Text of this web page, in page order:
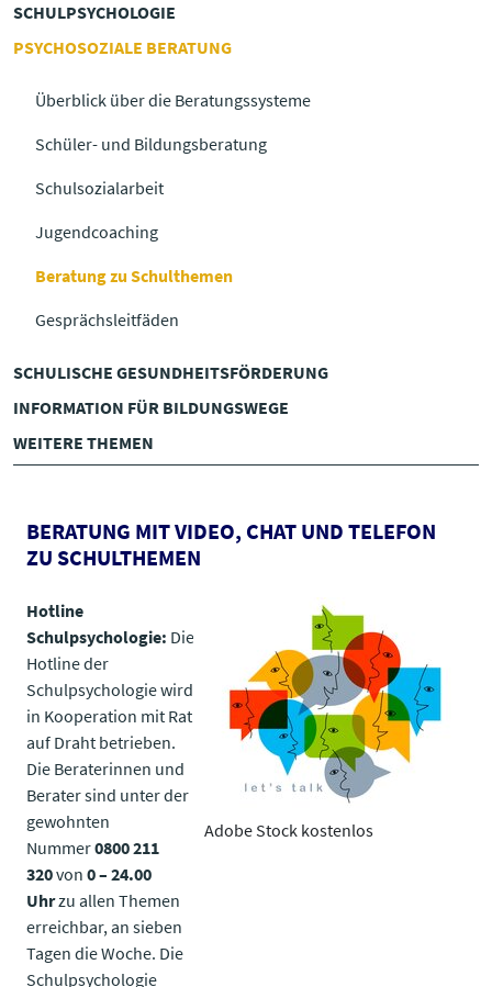
SCHULPSYCHOLOGIE
PSYCHOSOZIALE BERATUNG
Überblick über die Beratungssysteme
Schüler- und Bildungsberatung
Schulsozialarbeit
Jugendcoaching
Beratung zu Schulthemen
Gesprächsleitfäden
SCHULISCHE GESUNDHEITS­FÖRDERUNG
INFORMATION FÜR BILDUNGSWEGE
WEITERE THEMEN
BERATUNG MIT VIDEO, CHAT UND TELEFON
ZU SCHULTHEMEN
Adobe Stock kostenlos
Hotline
Schulpsychologie: Die
Hotline der
Schulpsychologie wird
in Kooperation mit Rat
auf Draht betrieben.
Die Beraterinnen und
Berater sind unter der
gewohnten
Nummer0800 211
320von 0 – 24.00
Uhrzu allen Themen
erreichbar, an sieben
Tagen die Woche. Die
Schulpsychologie